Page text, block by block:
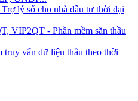
lý số cho nhà đầu tư thời đại
VIP2QT - Phần mềm săn thầu
truy vấn dữ liệu thầu theo thời